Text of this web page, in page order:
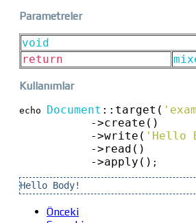
Parametreler
void
return
Kullanımlar
echo Document :: target(
->create()
->write( 'Hello
->read()
->apply() ;
Hello Body!
Önceki